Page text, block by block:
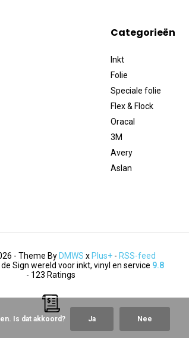
Categorieën
Inkt
Folie
Speciale folie
Flex & Flock
Oracal
3M
Avery
Aslan
- Theme By DMWS x Plus+ - RSS-feed
Sign wereld voor inkt, vinyl en service 9.8
- 123 Ratings
Is dat akkoord? Ja Nee